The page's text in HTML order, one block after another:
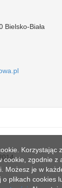
Bielsko-Biała
Korzystając
cookie, zgodnie z
Możesz je w
o plikach cookies